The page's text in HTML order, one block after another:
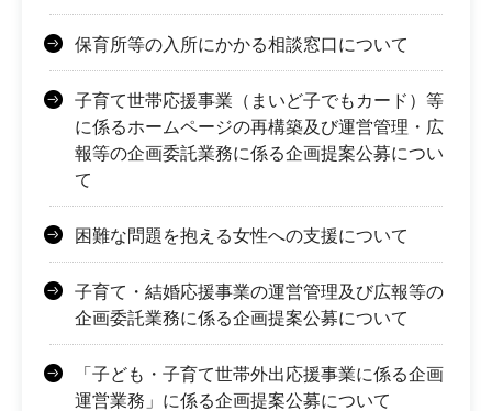
保育所等の入所にかかる相談窓口について
子育て世帯応援事業（まいど子でもカード）等
に係るホームページの再構築及び運営管理・広
報等の企画委託業務に係る企画提案公募につい
て
困難な問題を抱える女性への支援について
子育て・結婚応援事業の運営管理及び広報等の
企画委託業務に係る企画提案公募について
「子ども・子育て世帯外出応援事業に係る企画
運営業務」に係る企画提案公募について